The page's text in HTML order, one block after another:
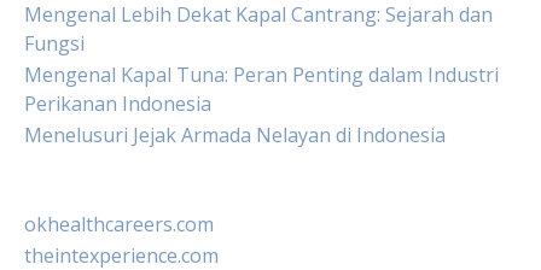
Mengenal Lebih Dekat Kapal Cantrang: Sejarah dan
Fungsi
Mengenal Kapal Tuna: Peran Penting dalam Industri
Perikanan Indonesia
Menelusuri Jejak Armada Nelayan di Indonesia
okhealthcareers.com
theintexperience.com